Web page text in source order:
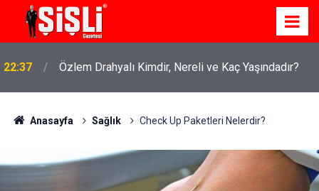
22:37 Özlem Drahyalı Kimdir, Nereli ve Kaç Yaşındadır?
Anasayfa Sağlık Check Up Paketleri Nelerdir?